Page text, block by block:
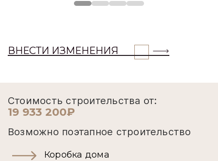
ВНЕСТИ ИЗМЕНЕНИЯ
Стоимость строительства от:
19 933 200₽
Возможно поэтапное строительство
Коробка дома